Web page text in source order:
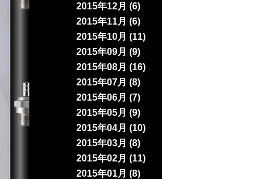
2015年12月 (6)
2015年11月 (6)
2015年10月 (11)
2015年09月 (9)
2015年08月 (16)
2015年07月 (8)
2015年06月 (7)
2015年05月 (9)
2015年04月 (10)
2015年03月 (8)
2015年02月 (11)
2015年01月 (8)